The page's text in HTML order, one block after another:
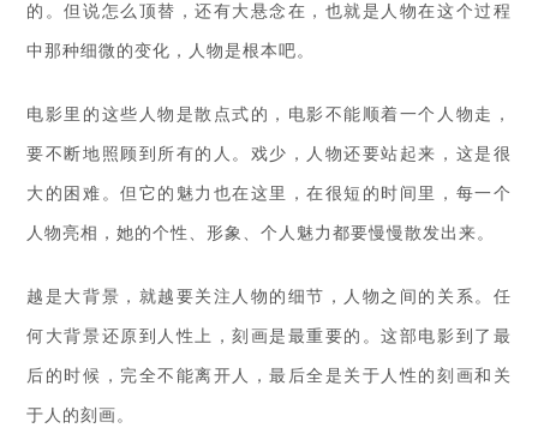
的。但说怎么顶替，还有大悬念在，也就是人物在这个过程
中那种细微的变化，人物是根本吧。
电影里的这些人物是散点式的，电影不能顺着一个人物走，
要不断地照顾到所有的人。戏少，人物还要站起来，这是很
大的困难。但它的魅力也在这里，在很短的时间里，每一个
人物亮相，她的个性、形象、个人魅力都要慢慢散发出来。
越是大背景，就越要关注人物的细节，人物之间的关系。任
何大背景还原到人性上，刻画是最重要的。这部电影到了最
后的时候，完全不能离开人，最后全是关于人性的刻画和关
于人的刻画。